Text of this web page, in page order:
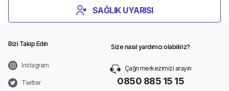
SAĞLIK UYARISI
Bizi Takip Edin
Instagram
Twitter
Size nasıl yardımcı olabiliriz?
Çağrı merkezimizi arayın
0850 885 15 15